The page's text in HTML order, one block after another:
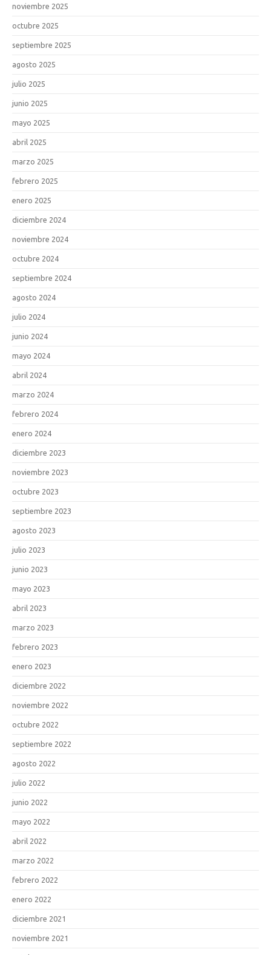
noviembre 2025
octubre 2025
septiembre 2025
agosto 2025
julio 2025
junio 2025
mayo 2025
abril 2025
marzo 2025
febrero 2025
enero 2025
diciembre 2024
noviembre 2024
octubre 2024
septiembre 2024
agosto 2024
julio 2024
junio 2024
mayo 2024
abril 2024
marzo 2024
febrero 2024
enero 2024
diciembre 2023
noviembre 2023
octubre 2023
septiembre 2023
agosto 2023
julio 2023
junio 2023
mayo 2023
abril 2023
marzo 2023
febrero 2023
enero 2023
diciembre 2022
noviembre 2022
octubre 2022
septiembre 2022
agosto 2022
julio 2022
junio 2022
mayo 2022
abril 2022
marzo 2022
febrero 2022
enero 2022
diciembre 2021
noviembre 2021